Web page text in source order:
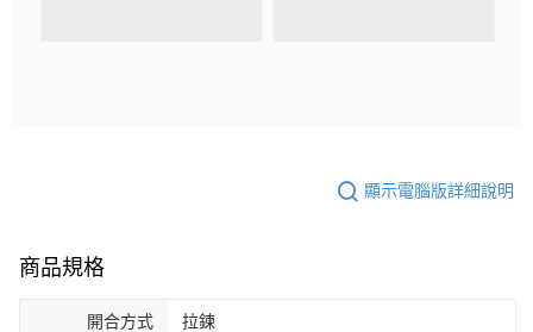
顯示電腦版詳細說明
商品規格
開合方式 拉鍊